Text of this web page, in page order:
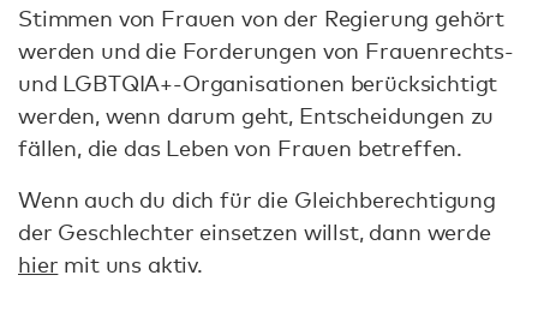
Stimmen von Frauen von der Regierung gehört
werden und die Forderungen von Frauenrechts-
und LGBTQIA+-Organisationen berücksichtigt
werden, wenn darum geht, Entscheidungen zu
fällen, die das Leben von Frauen betreffen.
Wenn auch du dich für die Gleichberechtigung
der Geschlechter einsetzen willst, dann werde
hier mit uns aktiv.